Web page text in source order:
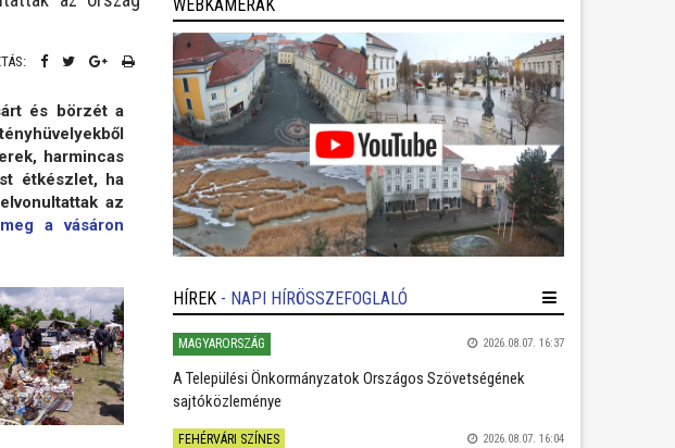
és börzét a
harmincas
étkészlet, ha
az
a vásáron
WEBKAMERÁK
HÍREK - NAPI HÍRÖSSZEFOGLALÓ
MAGYARORSZÁG 2026.08.07. 16:37
A Települési Önkormányzatok Országos Szövetségének
sajtóközleménye
FEHÉRVÁRI SZÍNES 2026.08.07. 16:04